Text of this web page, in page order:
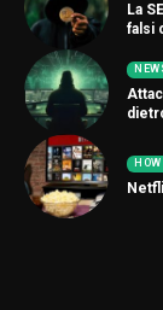
La
falsi